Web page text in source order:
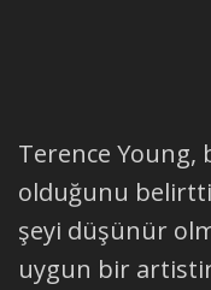
Terence Young,
olduğunu
şeyi düşünür
uygun bir